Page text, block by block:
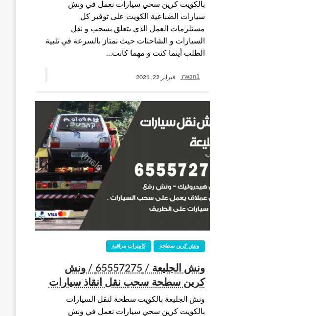
بالكويت كرين سحي سيارات نعمل في ونش
سيارات الضباعية الكويت على توفير كل
مستلزمات العمل الذي يتعلق بسحب و نقل
السيارات و الشاحنات حيث نمتاز بالسرعة في تلبية
الطلب أينما كنت و مهما كانت…
rwan1 فبراير 22, 2021
كاميرات مراقبة ونش كرين سطحة
ونش الجليعة / 65557275 / ونش
كرين سطحة سحب نقل انقاذ سيارات
ونش الجليعة بالكويت سطحة لنقل السيارات
بالكويت كرين سحي سيارات نعمل في ونش